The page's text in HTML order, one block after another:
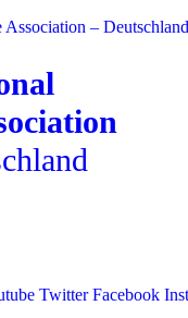
– Deutschland
Twitter Facebook